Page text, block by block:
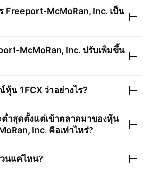
Freeport-McMoRan, Inc. เป็น
McMoRan, Inc. ปรับเพิ่มขึ้น
หุ้น 1FCXว่าอย่างไร?
ต่ำสุดตั้งแต่เข้าตลาดมาของหุ้น
Inc. คือเท่าไหร่?
นแค่ไหน?